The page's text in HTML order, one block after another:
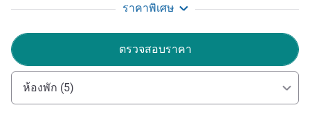
ราคาพิเศษ
ตรวจสอบราคา
ห้องพัก (5)